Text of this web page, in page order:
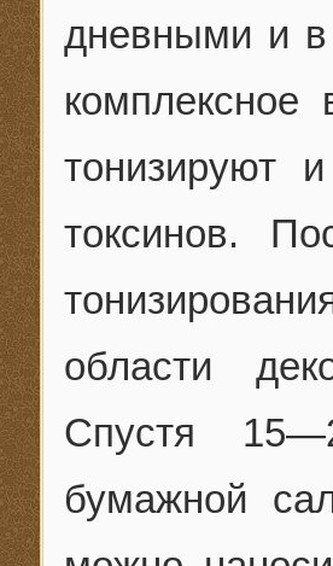
дневными и в
комплексное
тонизируют
токсинов.
области
Спустя
бумажной